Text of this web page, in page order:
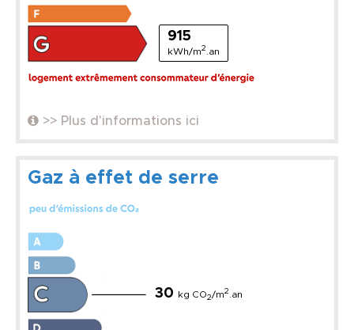
915
kWh/m2 .an
>> Plus d'informations ici
Gaz à effet de serre
30 kg CO2/m2 .an